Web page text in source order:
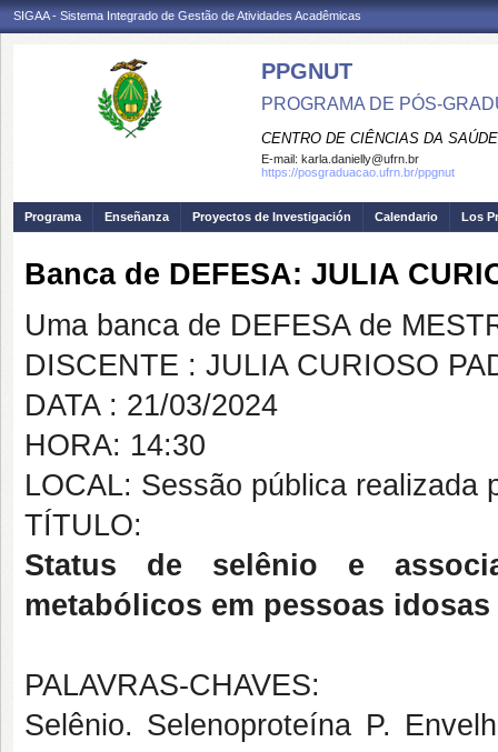
SIGAA - Sistema Integrado de Gestão de Atividades Acadêmicas
PPGNUT
PROGRAMA DE PÓS-
CENTRO DE CIÊNCIAS DA SAÚDE
E-mail: karla.danielly@ufrn.br
https://posgraduacao.ufrn.br/ppgnut
Programa Enseñanza Proyectos de Investigación Calendario Los
Banca de DEFESA: JULIA
Uma banca de DEFESA de
DISCENTE : JULIA CURIOSO
DATA : 21/03/2024
HORA: 14:30
LOCAL: Sessão pública realizada
TÍTULO:
Status de selênio e
metabólicos em pessoas
PALAVRAS-CHAVES:
Selênio. Selenoproteína P.